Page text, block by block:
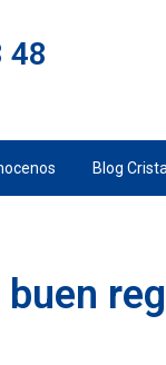
48
Blog Cristal